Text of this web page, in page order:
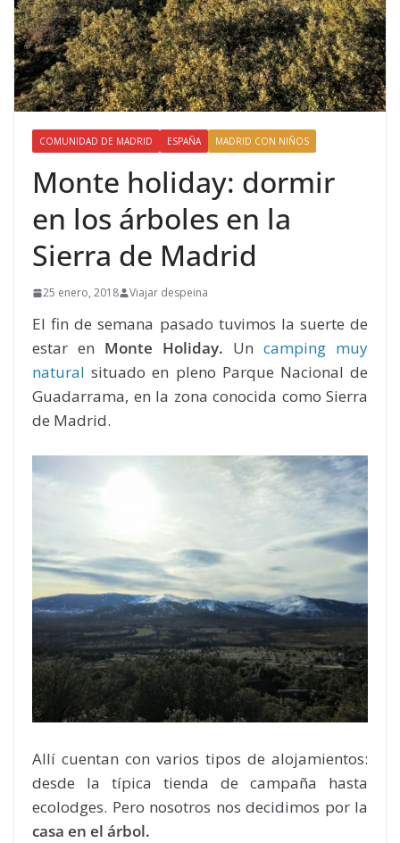
COMUNIDAD DE MADRID ESPAÑA MADRID CON NIÑOS
Monte holiday: dormir
en los árboles en la
Sierra de Madrid
25 enero, 2018 Viajar despeina
El fin de semana pasado tuvimos la suerte de
estar en Monte Holiday. Un camping muy
natural situado en pleno Parque Nacional de
Guadarrama, en la zona conocida como Sierra
de Madrid.
Allí cuentan con varios tipos de alojamientos:
desde la típica tienda de campaña hasta
ecolodges. Pero nosotros nos decidimos por la
casa en el árbol.